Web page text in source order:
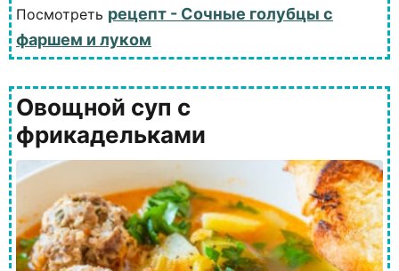
Посмотреть рецепт - Сочные голубцы с
фаршем и луком
Овощной суп с
фрикадельками